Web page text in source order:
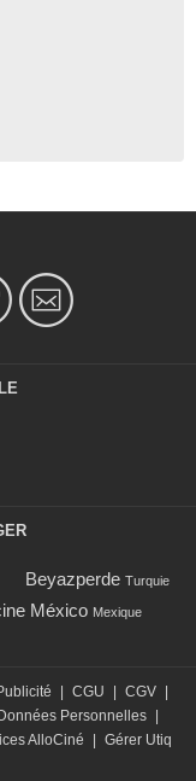
Beyazperde Turquie
México Mexique
CGU CGV
Données Personnelles
AlloCiné
Gérer Utiq